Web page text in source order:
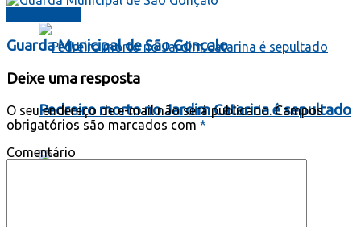
Pedreiro morto no Jardim Catarina é sepultado
Guarda Municipal de São Gonçalo
Deixe uma resposta
O seu endereço de e-mail não será publicado. Campos
obrigatórios são marcados com *
Comentário